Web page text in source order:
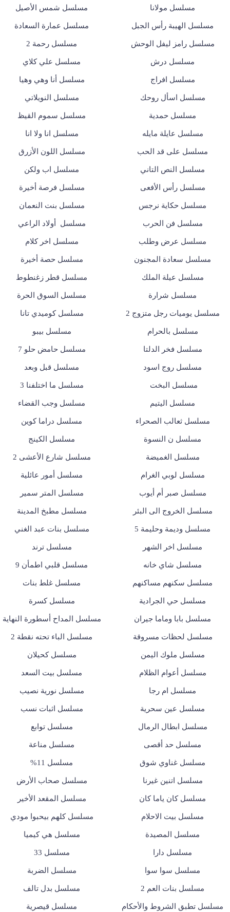
مسلسل مولانا مسلسل شمس الأصيل
مسلسل الهيبة رأس الجبل مسلسل عمارة السعادة
مسلسل رامز ليفل الوحش مسلسل رحمة 2
مسلسل درش مسلسل علي كلاي
مسلسل افراج مسلسل أنا وهي وهيا
مسلسل اسأل روحك مسلسل النويلاتي
مسلسل حمدية مسلسل سموم القيظ
مسلسل عايلة مايله مسلسل انا ولا انا
مسلسل على قد الحب مسلسل اللون الأزرق
مسلسل النص التاني مسلسل اب ولكن
مسلسل رأس الأفعى مسلسل فرصة أخيرة
مسلسل حكاية نرجس مسلسل بنت النعمان
مسلسل فن الحرب مسلسل أولاد الراعي
مسلسل عرض وطلب مسلسل اخر كلام
مسلسل سعادة المجنون مسلسل حصة أخيرة
مسلسل عيلة الملك مسلسل قطر زغنطوط
مسلسل شرارة مسلسل السوق الحرة
مسلسل يوميات رجل متزوج 2 مسلسل كوميدي تانا
مسلسل بالحرام مسلسل بيبو
مسلسل فخر الدلتا مسلسل حامض حلو 7
مسلسل روج اسود مسلسل قبل وبعد
مسلسل البخت مسلسل ما اختلفنا 3
مسلسل اليتيم مسلسل وجب القضاء
مسلسل ثعالب الصحراء مسلسل دراما كوين
مسلسل ن النسوة مسلسل الكينج
مسلسل الغميضة مسلسل شارع الأعشى 2
مسلسل لوبي الغرام مسلسل أمور عائلية
مسلسل صبر أم أيوب مسلسل المتر سمير
مسلسل الخروج الى البئر مسلسل مطبخ المدينة
مسلسل وديمة وحليمة 5 مسلسل بنات عبد الغني
مسلسل اخر الشهر مسلسل ترند
مسلسل شاي خانه مسلسل قلبي اطمأن 9
مسلسل سكنهم مساكنهم مسلسل غلط بنات
مسلسل حي الجرادية مسلسل كسرة
مسلسل بابا وماما جيران مسلسل المداح أسطورة النهاية
مسلسل لحظات مسروقة مسلسل الباء تحته نقطة 2
مسلسل ملوك اليمن مسلسل كحيلان
مسلسل أعوام الظلام مسلسل بيت السعد
مسلسل ام رجا مسلسل نورية نصيب
مسلسل عين سحرية مسلسل اثبات نسب
مسلسل ابطال الرمال مسلسل توابع
مسلسل حد أقصى مسلسل مناعة
مسلسل غناوي شوق مسلسل 11%
مسلسل اتنين غيرنا مسلسل صحاب الأرض
مسلسل كان ياما كان مسلسل المقعد الأخير
مسلسل بيت الاحلام مسلسل كلهم بيحبوا مودي
مسلسل المصيدة مسلسل هي كيميا
مسلسل دارا مسلسل 33
مسلسل سوا سوا مسلسل الضربة
مسلسل بنات العم 2 مسلسل بدل تالف
مسلسل تطبق الشروط والأحكام مسلسل قيصرية